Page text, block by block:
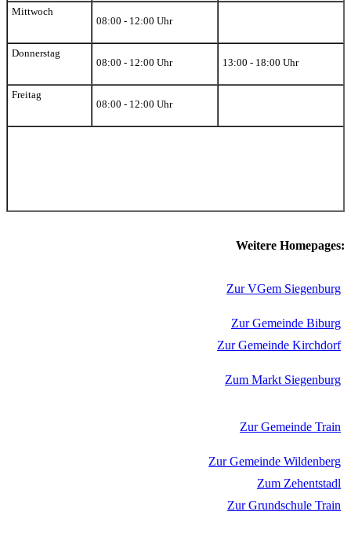
Mittwoch
08:00 - 12:00 Uhr
Donnerstag
08:00 - 12:00 Uhr
13:00 - 18:00 Uhr
Freitag
08:00 - 12:00 Uhr
Weitere Homepages:
Zur VGem Siegenburg
Zur Gemeinde Biburg
Zur Gemeinde Kirchdorf
Zum Markt Siegenburg
Zur Gemeinde Train
Zur Gemeinde Wildenberg
Zum Zehentstadl
Zur Grundschule Train